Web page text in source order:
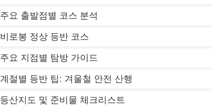
주요 출발점별 코스 분석
비로봉 정상 등반 코스
주요 지점별 탐방 가이드
계절별 등반 팁: 겨울철 안전 산행
등산지도 및 준비물 체크리스트